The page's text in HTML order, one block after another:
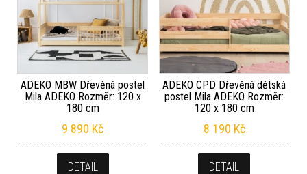
ADEKO MBW Dřevěná postel
Mila ADEKO Rozměr: 120 x
180 cm
9 890 Kč
DETAIL
ADEKO CPD Dřevěná dětská
postel Mila ADEKO Rozměr:
120 x 180 cm
8 190 Kč
DETAIL